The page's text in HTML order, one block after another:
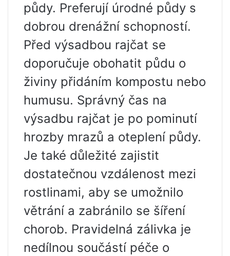
půdy. Preferují úrodné půdy s
dobrou drenážní schopností.
Před výsadbou rajčat se
doporučuje obohatit půdu o
živiny přidáním kompostu nebo
humusu. Správný čas na
výsadbu rajčat je po pominutí
hrozby mrazů a oteplení půdy.
Je také důležité zajistit
dostatečnou vzdálenost mezi
rostlinami, aby se umožnilo
větrání a zabránilo se šíření
chorob. Pravidelná zálivka je
nedílnou součástí péče o